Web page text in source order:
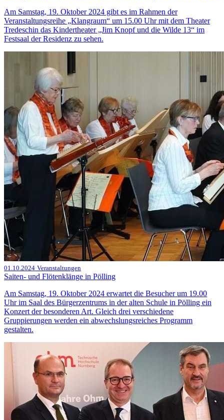
Am Samstag, 19. Oktober 2024 gibt es im Rahmen der
Veranstaltungsreihe „Klangraum“ um 15.00 Uhr mit dem Theater
Tredeschin das Kindertheater „Jim Knopf und die Wilde 13“ im
Festsaal der Residenz zu sehen.
01.10.2024 Veranstaltungen
Saiten- und Flötenklänge in Pölling
Am Samstag, 19. Oktober 2024 erwartet die Besucher um 19.00
Uhr im Saal des Bürgerzentrums in der alten Schule in Pölling ein
Konzert der besonderen Art. Gleich drei verschiedene
Gruppierungen werden ein abwechslungsreiches Programm
gestalten.